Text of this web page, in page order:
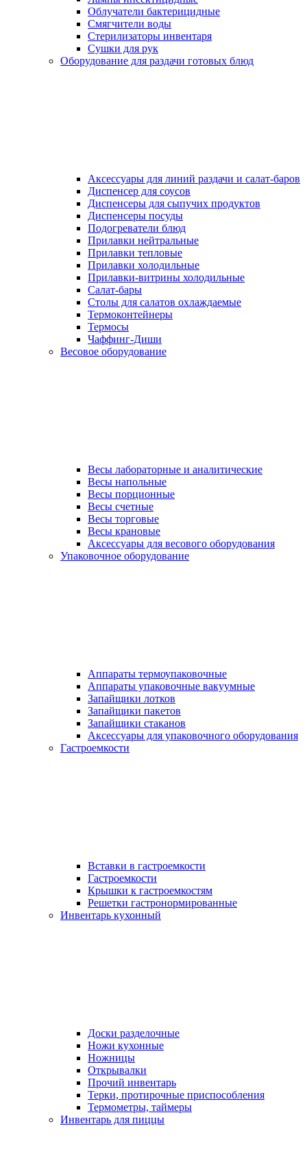
Облучатели бактерицидные
Смягчители воды
Стерилизаторы инвентаря
Сушки для рук
Оборудование для раздачи готовых блюд
Аксессуары для линий раздачи и салат-баров
Диспенсер для соусов
Диспенсеры для сыпучих продуктов
Диспенсеры посуды
Подогреватели блюд
Прилавки нейтральные
Прилавки тепловые
Прилавки холодильные
Прилавки-витрины холодильные
Салат-бары
Столы для салатов охлаждаемые
Термоконтейнеры
Термосы
Чаффинг-Диши
Весовое оборудование
Весы лабораторные и аналитические
Весы напольные
Весы порционные
Весы счетные
Весы торговые
Весы крановые
Аксессуары для весового оборудования
Упаковочное оборудование
Аппараты термоупаковочные
Аппараты упаковочные вакуумные
Запайщики лотков
Запайщики пакетов
Запайщики стаканов
Аксессуары для упаковочного оборудования
Гастроемкости
Вставки в гастроемкости
Гастроемкости
Крышки к гастроемкостям
Решетки гастронормированные
Инвентарь кухонный
Доски разделочные
Ножи кухонные
Ножницы
Открывалки
Прочий инвентарь
Терки, протирочные приспособления
Термометры, таймеры
Инвентарь для пиццы